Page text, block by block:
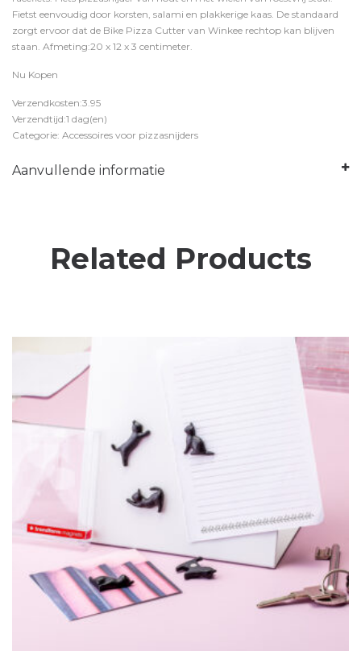
Fietst eenvoudig door korsten, salami en plakkerige kaas. De standaard
zorgt ervoor dat de Bike Pizza Cutter van Winkee rechtop kan blijven
staan. Afmeting:20 x 12 x 3 centimeter.
Nu Kopen
Verzendkosten:3.95
Verzendtijd:1 dag(en)
Categorie: Accessoires voor pizzasnijders
Aanvullende informatie
Related Products